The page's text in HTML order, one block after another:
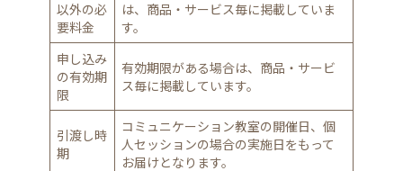
以外の必
要料金
は、商品・サービス毎に掲載していま
す。
申し込み
の有効期
限
有効期限がある場合は、商品・サービ
ス毎に掲載しています。
引渡し時
期
コミュニケーション教室の開催日、個
人セッションの場合の実施日をもって
お届けとなります。